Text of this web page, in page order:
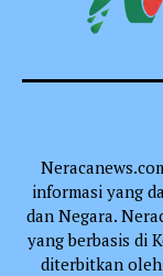
informasi yang
dan Negara.
yang berbasis di
diterbitkan oleh